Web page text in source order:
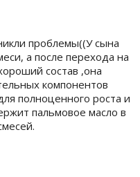
проблемы((У сына
а после перехода на
состав ,она
компонентов
полноценного роста и
пальмовое масло в